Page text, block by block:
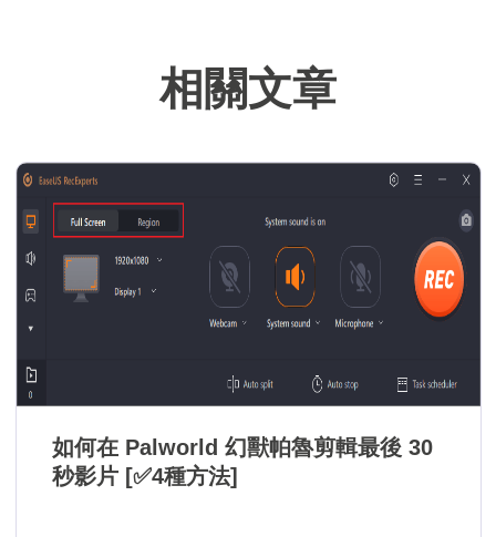
相關文章
如何在 Palworld 幻獸帕魯剪輯最後 30
秒影片 [✅4種方法]